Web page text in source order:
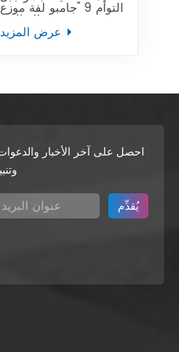
التوأم 9 "جامبو لفة موزع
ورق التواليت